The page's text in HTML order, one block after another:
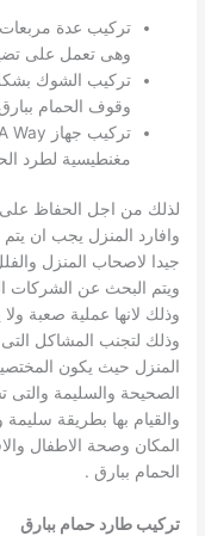
تركيب عدة
وهى تعمل على
تركيب الشوك
وقوف الحمام
مغنطيسية لطرد
لذلك من اجل الحفاظ على
وافارد المنزل يجب ان
جيدا لاصحاب المنزل
ويتم البحث عن الشركات
وذلك لانها عملية صعبة ولا
وذلك لتجنب المشاكل التى
المنزل حيث يكون
الصحيحة والسليمة والتى
والقيام بها بطريقة
المكان وصحة الاطفال
الحمام ببارق .
تركيب طارد حمام ببارق